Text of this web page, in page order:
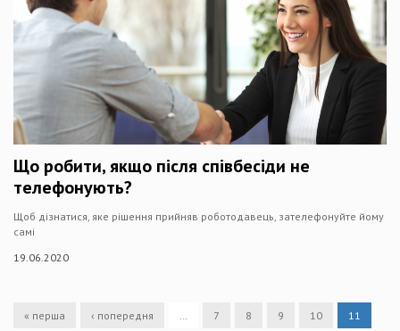
Що робити, якщо після співбесіди не
телефонують?
Щоб дізнатися, яке рішення прийняв роботодавець, зателефонуйте йому
самі
19.06.2020
« перша ‹ попередня … 7 8 9 10 11